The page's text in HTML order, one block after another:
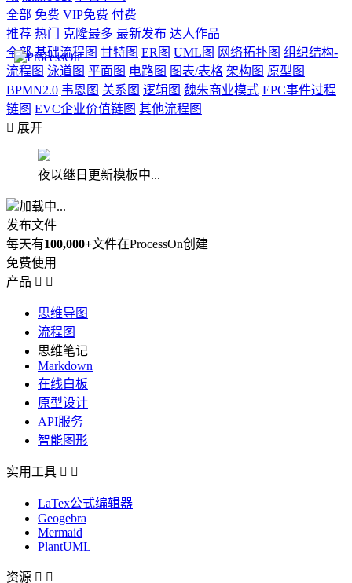
全部 免费 VIP免费 付费
推荐 热门 克隆最多 最新发布 达人作品
全部 基础流程图 甘特图 ER图 UML图 网络拓扑图 组织结构-
流程图 泳道图 平面图 电路图 图表/表格 架构图 原型图
BPMN2.0 韦恩图 关系图 逻辑图 魏朱商业模式 EPC事件过程
链图 EVC企业价值链图 其他流程图
 展开
夜以继日更新模板中...
加载中...
发布文件
每天有100,000+文件在ProcessOn创建
免费使用
产品  
思维导图
流程图
思维笔记
Markdown
在线白板
原型设计
API服务
智能图形
实用工具  
LaTex公式编辑器
Geogebra
Mermaid
PlantUML
资源  